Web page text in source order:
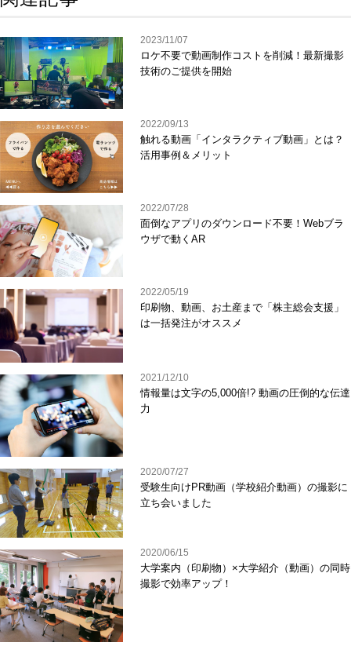
2023/11/07
ロケ不要で動画制作コストを削減！最新撮影
技術のご提供を開始
2022/09/13
触れる動画「インタラクティブ動画」とは？
活用事例＆メリット
2022/07/28
面倒なアプリのダウンロード不要！Webブラ
ウザで動くAR
2022/05/19
印刷物、動画、お土産まで「株主総会支援」
は一括発注がオススメ
2021/12/10
情報量は文字の5,000倍!? 動画の圧倒的な伝達
力
2020/07/27
受験生向けPR動画（学校紹介動画）の撮影に
立ち会いました
2020/06/15
大学案内（印刷物）×大学紹介（動画）の同時
撮影で効率アップ！